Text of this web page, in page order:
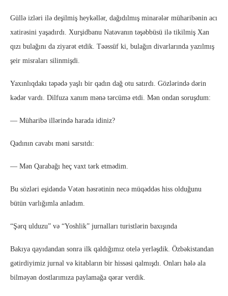
Güllə izləri ilə deşilmiş heykəllər, dağıdılmış minarələr müharibənin acı
xatirəsini yaşadırdı. Xurşidbanu Natəvanın təşəbbüsü ilə tikilmiş Xan
qızı bulağını da ziyarət etdik. Təəssüf ki, bulağın divarlarında yazılmış
şeir misraları silinmişdi.
Yaxınlıqdakı təpədə yaşlı bir qadın dağ otu satırdı. Gözlərində dərin
kədər vardı. Dilfuza xanım mənə tərcümə etdi. Mən ondan soruşdum:
— Müharibə illərində harada idiniz?
Qadının cavabı məni sarsıtdı:
— Mən Qarabağı heç vaxt tərk etmədim.
Bu sözləri eşidəndə Vətən həsrətinin necə müqəddəs hiss olduğunu
bütün varlığımla anladım.
“Şərq ulduzu” və “Yoshlik” jurnalları turistlərin baxışında
Bakıya qayıdandan sonra ilk qaldığımız otelə yerləşdik. Özbəkistandan
gətirdiyimiz jurnal və kitabların bir hissəsi qalmışdı. Onları hələ ala
bilməyən dostlarımıza paylamağa qərar verdik.